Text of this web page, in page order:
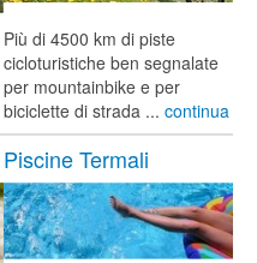
Più di 4500 km di piste
cicloturistiche ben segnalate
per mountainbike e per
biciclette di strada ... continua
Piscine Termali